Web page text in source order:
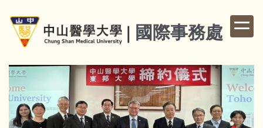
到
內
容
區
國際事務處